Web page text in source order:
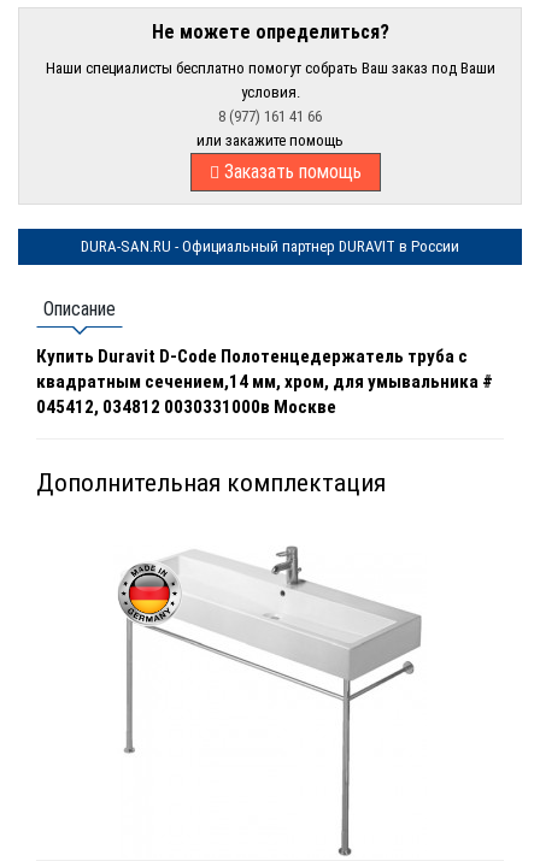
Не можете определиться?
Наши специалисты бесплатно помогут собрать Ваш заказ под Ваши
условия.
8 (977) 161 41 66
или закажите помощь
Заказать помощь
DURA-SAN.RU - Официальный партнер DURAVIT в России
Описание
Купить Duravit D-Code Полотенцедержатель труба с
квадратным сечением,14 мм, хром, для умывальника #
045412, 034812 0030331000в Москве
Дополнительная комплектация